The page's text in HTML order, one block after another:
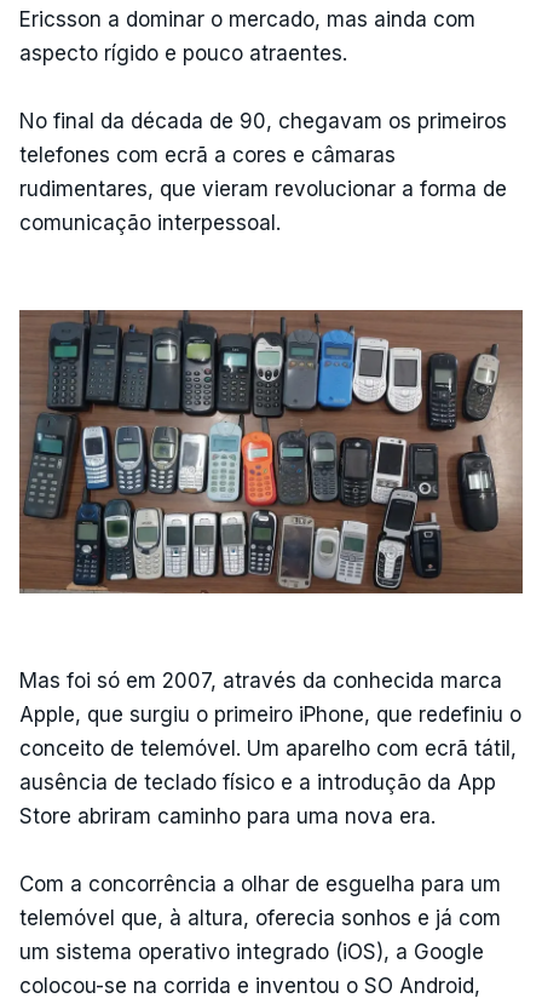
Ericsson a dominar o mercado, mas ainda com
aspecto rígido e pouco atraentes.
No final da década de 90, chegavam os primeiros
telefones com ecrã a cores e câmaras
rudimentares, que vieram revolucionar a forma de
comunicação interpessoal.
Mas foi só em 2007, através da conhecida marca
Apple, que surgiu o primeiro iPhone, que redefiniu o
conceito de telemóvel. Um aparelho com ecrã tátil,
ausência de teclado físico e a introdução da App
Store abriram caminho para uma nova era.
Com a concorrência a olhar de esguelha para um
telemóvel que, à altura, oferecia sonhos e já com
um sistema operativo integrado (iOS), a Google
colocou-se na corrida e inventou o SO Android,